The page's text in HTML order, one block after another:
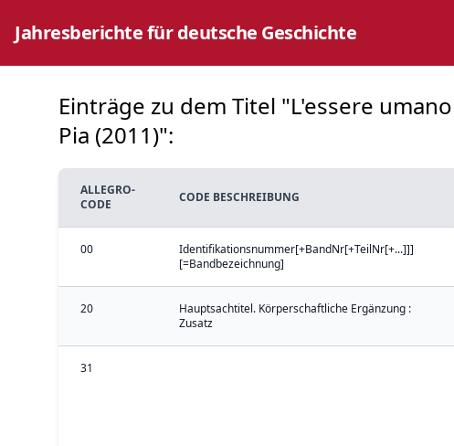
Jahresberichte für deutsche Geschichte
Einträge zu dem Titel "L'essere
Pia (2011)":
ALLEGRO-
CODE
CODE BESCHREIBUNG
00
Identifikationsnummer[+BandNr[+TeilNr[+...]]]
[=Bandbezeichnung]
20
Hauptsachtitel. Körperschaftliche Ergänzung :
Zusatz
31